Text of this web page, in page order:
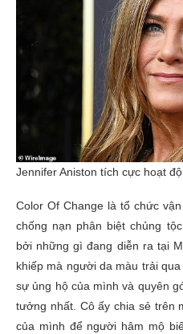
Jennifer Aniston tích cực hoạt
Color Of Change là tổ chức
chống nạn phân biệt chủng
bởi những gì đang diễn ra tại
khiếp mà người da màu trải
sự ủng hộ của mình và quyên
tưởng nhất. Cô ấy chia sẻ trên
của mình để người hâm mộ